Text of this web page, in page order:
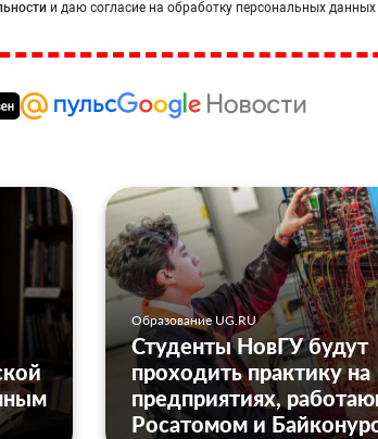
и даю согласие на обработку персональных данных
Образование UG.RU
Студенты НовГУ будут
проходить практику на
предприятиях,
Росатомом и